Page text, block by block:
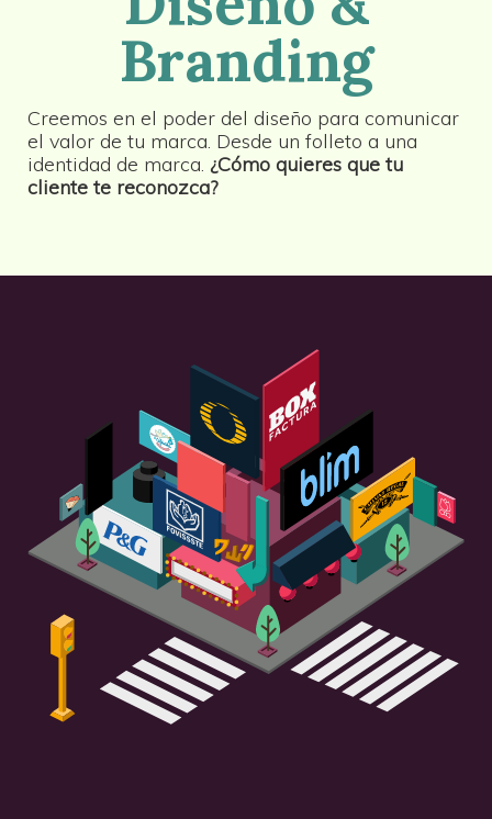
Branding
Creemos en el poder del diseño para comunicar
el valor de tu marca. Desde un folleto a una
identidad de marca. ¿Cómo quieres que tu
cliente te reconozca?